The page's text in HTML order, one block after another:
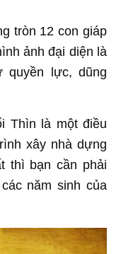
tròn 12 con giáp
ảnh đại diện là
quyền lực, dũng
Thìn là một điều
xây nhà dựng
thì bạn cần phải
năm sinh của